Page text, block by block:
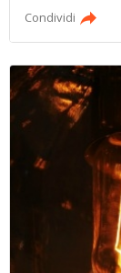
Condividi